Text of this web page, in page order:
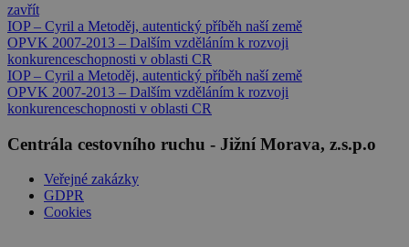
zavřít
IOP – Cyril a Metoděj, autentický příběh naší země
OPVK 2007-2013 – Dalším vzděláním k rozvoji
konkurenceschopnosti v oblasti CR
IOP – Cyril a Metoděj, autentický příběh naší země
OPVK 2007-2013 – Dalším vzděláním k rozvoji
konkurenceschopnosti v oblasti CR
Centrála cestovního ruchu - Jižní Morava, z.s.p.o
Veřejné zakázky
GDPR
Cookies